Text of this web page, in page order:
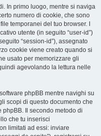
In primo luogo, mentre si naviga
numero di cookie, che sono
temporanei del tuo browser. I
utente (in seguito “user-id”)
“session-id”), assegnato
cookie viene creato quando si
usato per memorizzare gli
agevolando la lettura nelle
phpBB mentre navighi su
scopi di questo documento che
Il secondo metodo di
che tu inserisci
limitati ad essi: inviare